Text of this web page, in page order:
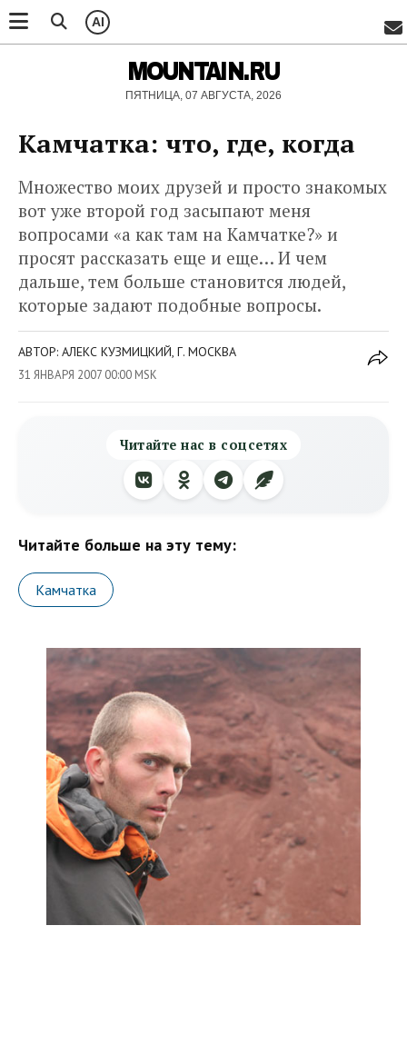
AI
MOUNTAIN.RU
ПЯТНИЦА, 07 АВГУСТА, 2026
Камчатка: что, где, когда
Множество моих друзей и просто знакомых
вот уже второй год засыпают меня
вопросами «а как там на Камчатке?» и
просят рассказать еще и еще… И чем
дальше, тем больше становится людей,
которые задают подобные вопросы.
АВТОР: АЛЕКС КУЗМИЦКИЙ, Г. МОСКВА
31 ЯНВАРЯ 2007 00:00 MSK
Читайте нас в соцсетях
Читайте больше на эту тему:
Камчатка